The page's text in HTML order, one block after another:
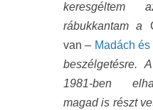
keresgéltem
rábukkantam a
van – Madách
beszélgetésre.
1981-ben
magad is részt